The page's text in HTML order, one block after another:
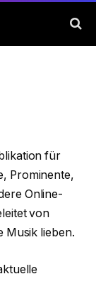
für
Prominente,
Online-
von
Musik lieben.